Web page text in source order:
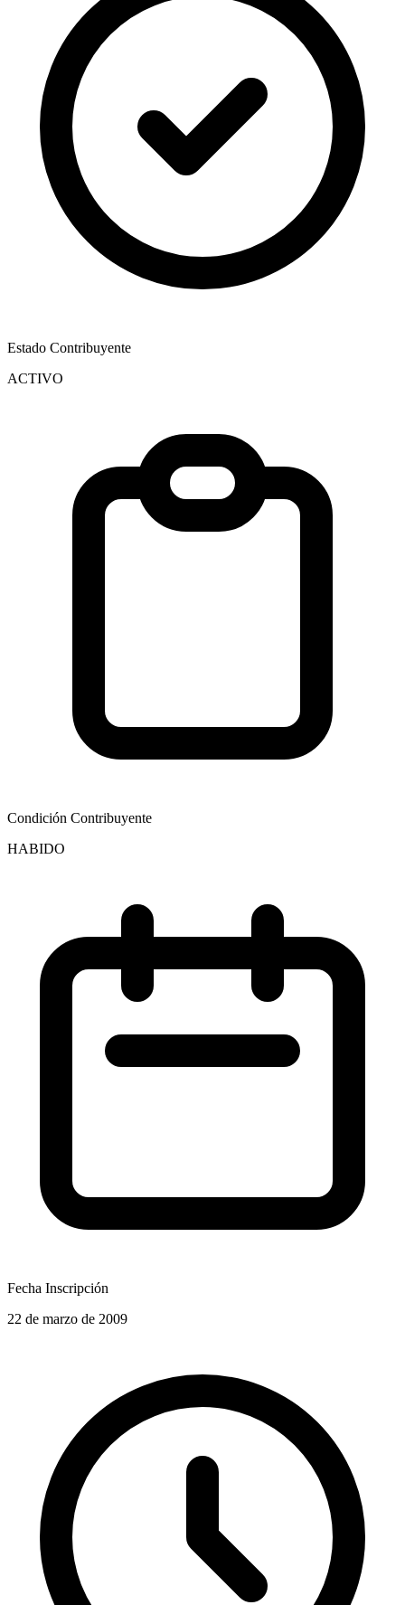
Estado Contribuyente
ACTIVO
Condición Contribuyente
HABIDO
Fecha Inscripción
22 de marzo de 2009